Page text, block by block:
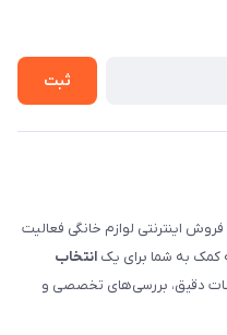
ثبت
اینترنتی لوازم خانگی فعالیت
کمک به شما برای یک انتخاب
دقیق، بررسی‌های تخصصی و